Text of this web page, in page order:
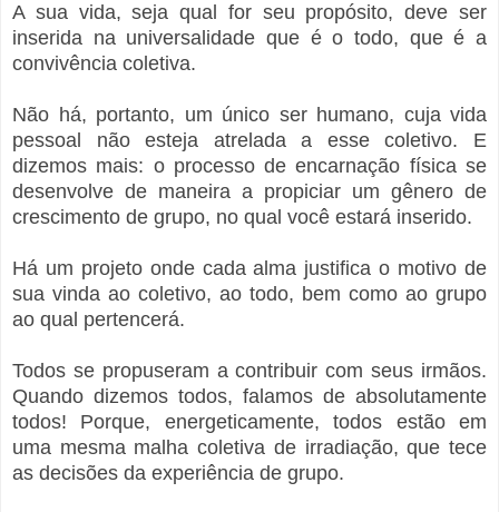
A sua vida, seja qual for seu propósito, deve ser
inserida na universalidade que é o todo, que é a
convivência coletiva.
Não há, portanto, um único ser humano, cuja vida
pessoal não esteja atrelada a esse coletivo. E
dizemos mais: o processo de encarnação física se
desenvolve de maneira a propiciar um gênero de
crescimento de grupo, no qual você estará inserido.
Há um projeto onde cada alma justifica o motivo de
sua vinda ao coletivo, ao todo, bem como ao grupo
ao qual pertencerá.
Todos se propuseram a contribuir com seus irmãos.
Quando dizemos todos, falamos de absolutamente
todos! Porque, energeticamente, todos estão em
uma mesma malha coletiva de irradiação, que tece
as decisões da experiência de grupo.